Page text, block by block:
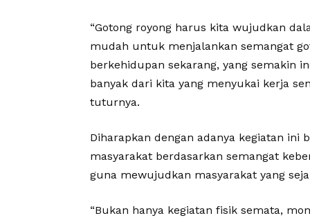
“Gotong royong harus kita wujudkan
mudah untuk menjalankan semangat
berkehidupan sekarang, yang semakin
banyak dari kita yang menyukai kerja
tuturnya.
Diharapkan dengan adanya kegiatan
masyarakat berdasarkan semangat
guna mewujudkan masyarakat yang
“Bukan hanya kegiatan fisik semata,